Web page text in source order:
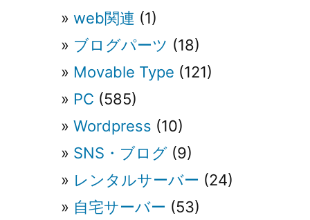
web関連 (1)
ブログパーツ (18)
Movable Type (121)
PC (585)
Wordpress (10)
SNS・ブログ (9)
レンタルサーバー (24)
自宅サーバー (53)